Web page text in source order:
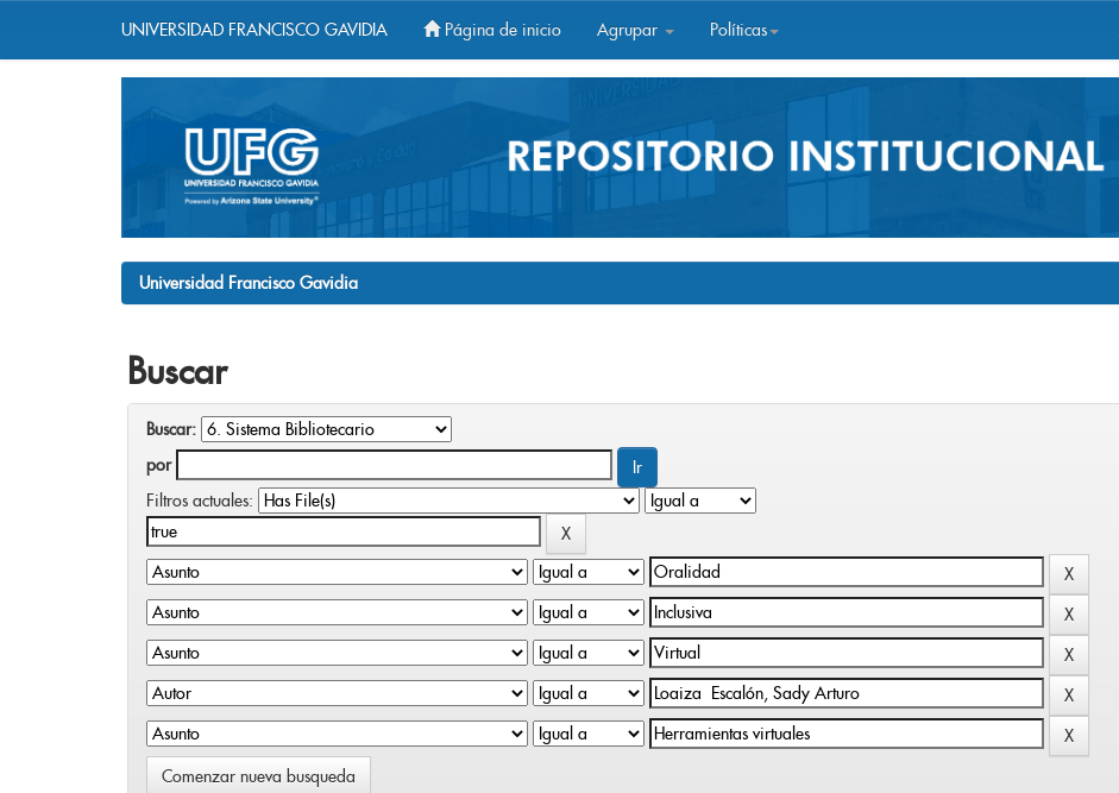
UNIVERSIDAD FRANCISCO GAVIDIA Página de inicio Agrupar Políticas
Universidad Francisco Gavidia
Buscar
Buscar:
por
Filtros actuales:
Comenzar nueva busqueda